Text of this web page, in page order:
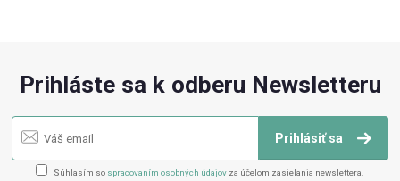
Prihláste sa k odberu Newsletteru
Prihlásiť sa
Súhlasím so spracovaním osobných údajov za účelom zasielania newslettera.